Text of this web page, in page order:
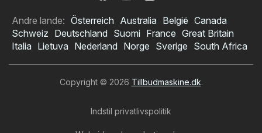
Andre lande: Österreich Australia België Canada
Schweiz Deutschland Suomi France Great Britain
Italia Lietuva Nederland Norge Sverige South Africa
Copyright © 2026 Tillbudmaskine.dk.
Indstil privatlivspolitik